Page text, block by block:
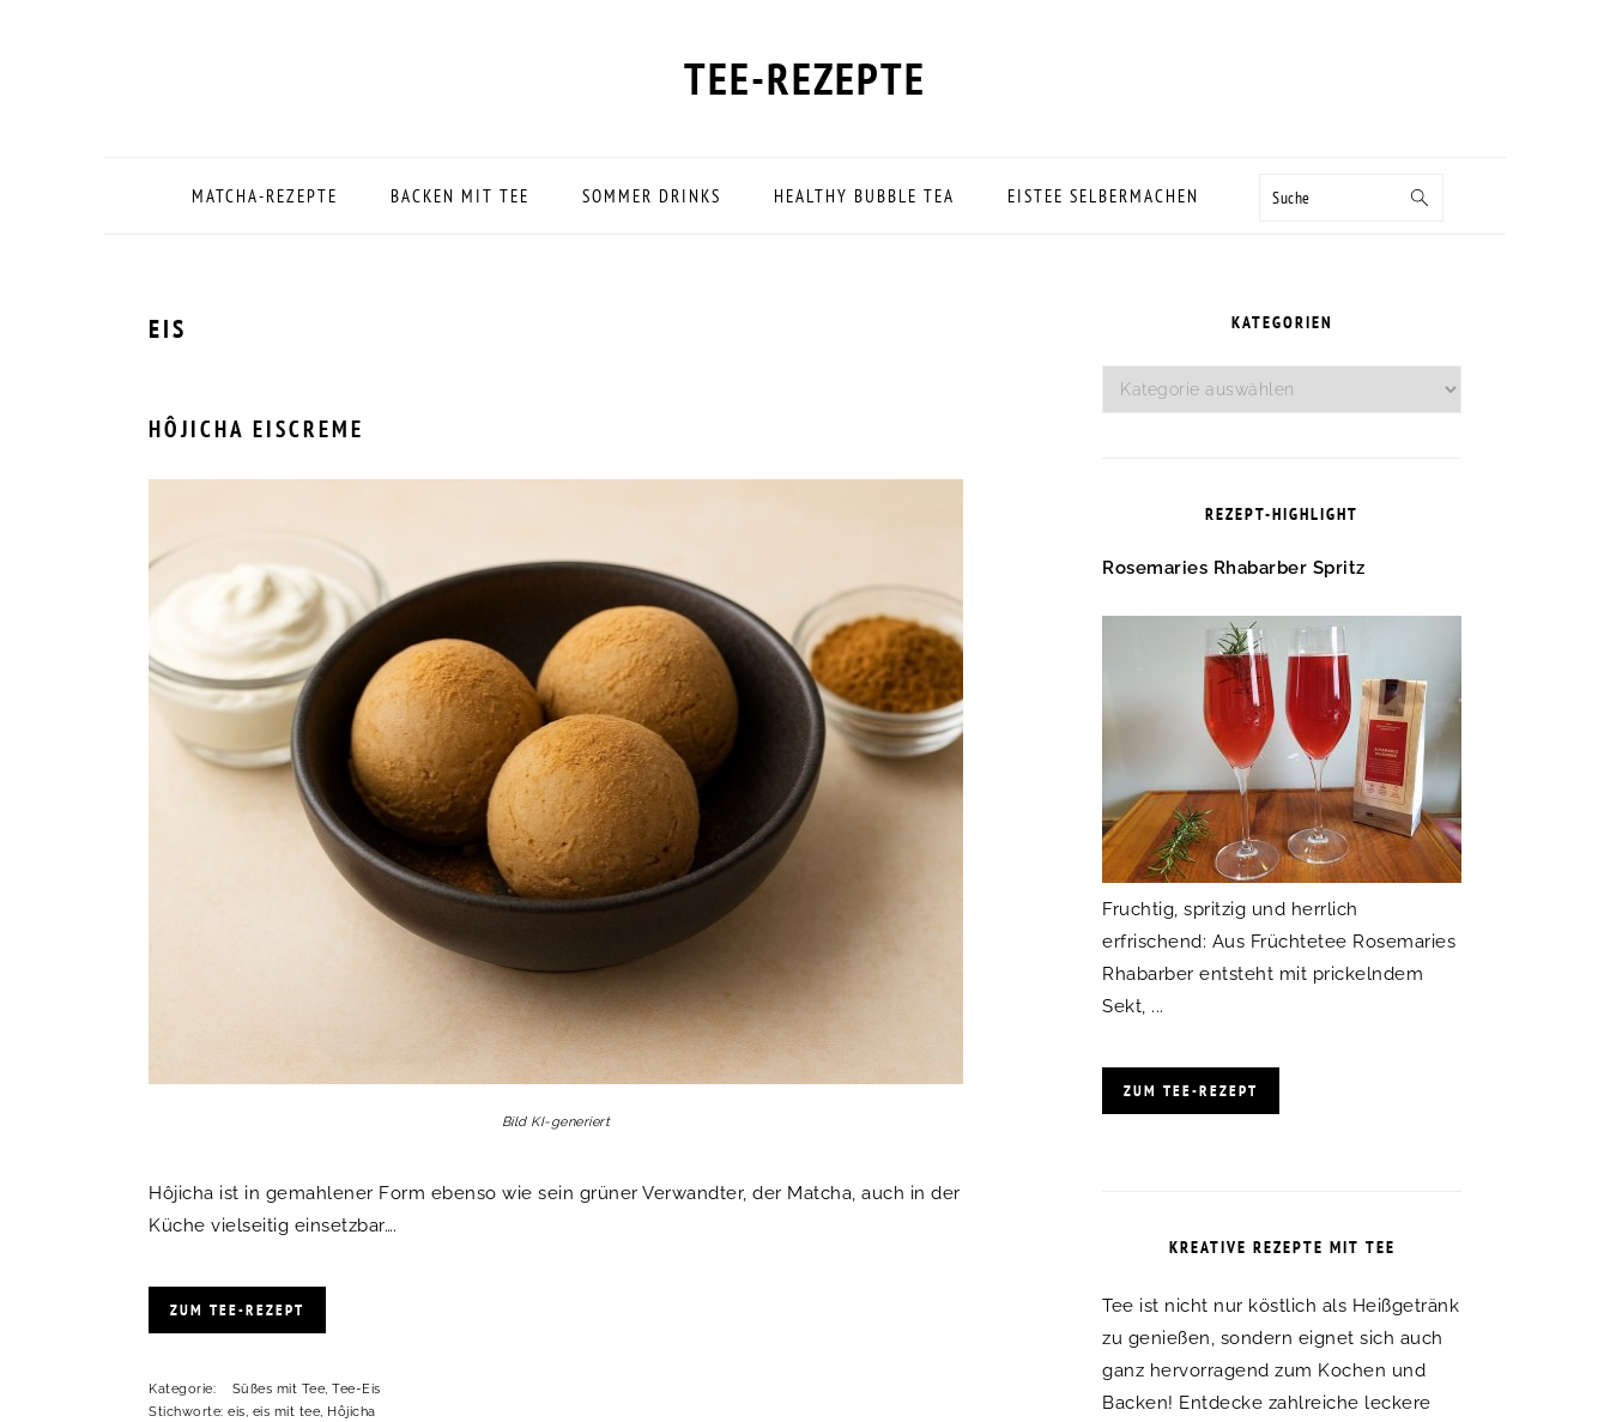
TEE-REZEPTE
MATCHA-REZEPTE BACKEN MIT TEE SOMMER DRINKS HEALTHY BUBBLE TEA EISTEE SELBERMACHEN Suche
EIS
HÔJICHA EISCREME
Bild KI-generiert
Hôjicha ist in gemahlener Form ebenso wie sein grüner Verwandter, der Matcha, auch in der
Küche vielseitig einsetzbar….
ZUM TEE-REZEPT
Kategorie: Süßes mit Tee, Tee-Eis
Stichworte: eis, eis mit tee, Hôjicha
KATEGORIEN
Kategorien
REZEPT-HIGHLIGHT
Rosemaries Rhabarber Spritz
Fruchtig, spritzig und herrlich
erfrischend: Aus Früchtetee Rosemaries
Rhabarber entsteht mit prickelndem
Sekt, ...
ZUM TEE-REZEPT
KREATIVE REZEPTE MIT TEE
Tee ist nicht nur köstlich als Heißgetränk
zu genießen, sondern eignet sich auch
ganz hervorragend zum Kochen und
Backen! Entdecke zahlreiche leckere